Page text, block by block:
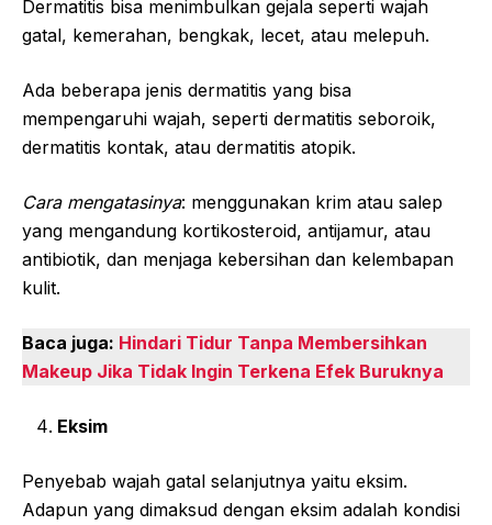
Dermatitis bisa menimbulkan gejala seperti wajah
gatal, kemerahan, bengkak, lecet, atau melepuh.
Ada beberapa jenis dermatitis yang bisa
mempengaruhi wajah, seperti dermatitis seboroik,
dermatitis kontak, atau dermatitis atopik.
Cara mengatasinya: menggunakan krim atau salep
yang mengandung kortikosteroid, antijamur, atau
antibiotik, dan menjaga kebersihan dan kelembapan
kulit.
Baca juga: Hindari Tidur Tanpa Membersihkan
Makeup Jika Tidak Ingin Terkena Efek Buruknya
Eksim
Penyebab wajah gatal selanjutnya yaitu eksim.
Adapun yang dimaksud dengan eksim adalah kondisi